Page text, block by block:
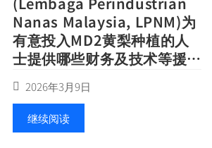
Nanas Malaysia, LPNM)为
有意投入MD2黄梨种植的人
士提供哪些财务及技术等援
助?2026年3月9日
继续阅读